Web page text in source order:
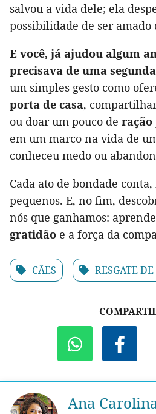
salvou a vida dele; ela
possibilidade de ser amado
E você, já ajudou algum
precisava de uma
um simples gesto como
porta de casa,
ou doar um pouco de ração
em um marco na vida de
conheceu medo ou
Cada ato de bondade conta,
pequenos. E, no fim,
nós que ganhamos:
gratidão e a força da
CÃES RESGATE
Ana